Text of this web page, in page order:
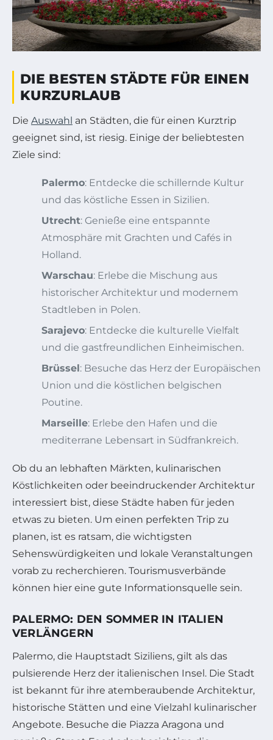
DIE BESTEN STÄDTE FÜR EINEN
KURZURLAUB
Die Auswahl an Städten, die für einen Kurztrip
geeignet sind, ist riesig. Einige der beliebtesten
Ziele sind:
Palermo: Entdecke die schillernde Kultur
und das köstliche Essen in Sizilien.
Utrecht: Genieße eine entspannte
Atmosphäre mit Grachten und Cafés in
Holland.
Warschau: Erlebe die Mischung aus
historischer Architektur und modernem
Stadtleben in Polen.
Sarajevo: Entdecke die kulturelle Vielfalt
und die gastfreundlichen Einheimischen.
Brüssel: Besuche das Herz der Europäischen
Union und die köstlichen belgischen
Poutine.
Marseille: Erlebe den Hafen und die
mediterrane Lebensart in Südfrankreich.
Ob du an lebhaften Märkten, kulinarischen
Köstlichkeiten oder beeindruckender Architektur
interessiert bist, diese Städte haben für jeden
etwas zu bieten. Um einen perfekten Trip zu
planen, ist es ratsam, die wichtigsten
Sehenswürdigkeiten und lokale Veranstaltungen
vorab zu recherchieren. Tourismusverbände
können hier eine gute Informationsquelle sein.
PALERMO: DEN SOMMER IN ITALIEN
VERLÄNGERN
Palermo, die Hauptstadt Siziliens, gilt als das
pulsierende Herz der italienischen Insel. Die Stadt
ist bekannt für ihre atemberaubende Architektur,
historische Stätten und eine Vielzahl kulinarischer
Angebote. Besuche die Piazza Aragona und